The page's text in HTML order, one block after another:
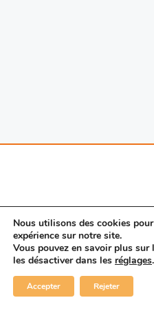
© 2026 Porte SAS. |
contacter| CGV
linkedin
Nous utilisons des cookies
expérience sur notre site.
Vous pouvez en savoir plus
les désactiver dans les réglages.
Accepter Rejeter